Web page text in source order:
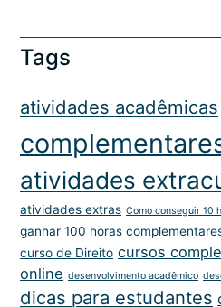
Tags
atividades acadêmicas
atividades
atividades extras Como conseguir 10
ganhar 100 horas
curso de Direito cursos
online desenvolvimento acadêmico
dicas para estudantes